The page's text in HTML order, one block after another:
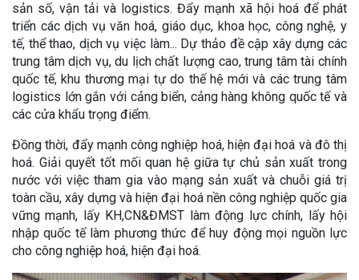
sản số, vận tải và logistics. Đẩy mạnh xã hội hoá để phát
triển các dịch vụ văn hoá, giáo dục, khoa học, công nghệ, y
tế, thể thao, dịch vụ việc làm... Dự thảo đề cập xây dựng các
trung tâm dịch vụ, du lịch chất lượng cao, trung tâm tài chính
quốc tế, khu thương mại tự do thế hệ mới và các trung tâm
logistics lớn gắn với cảng biển, cảng hàng không quốc tế và
các cửa khẩu trọng điểm.
Đồng thời, đẩy mạnh công nghiệp hoá, hiện đại hoá và đô thị
hoá. Giải quyết tốt mối quan hệ giữa tự chủ sản xuất trong
nước với việc tham gia vào mạng sản xuất và chuỗi giá trị
toàn cầu, xây dựng và hiện đại hoá nền công nghiệp quốc gia
vững mạnh, lấy KH,CN&ĐMST làm động lực chính, lấy hội
nhập quốc tế làm phương thức để huy động mọi nguồn lực
cho công nghiệp hoá, hiện đại hoá.